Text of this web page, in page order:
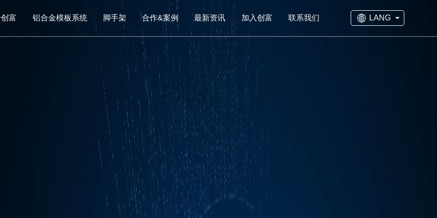
富 铝合金模板系统 脚手架 合作&案例 最新资讯 加入创富 联系我们 LANG